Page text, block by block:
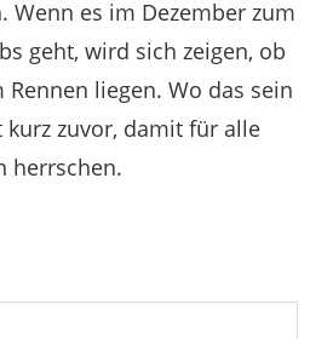
Wenn es im Dezember zum
geht, wird sich zeigen, ob
liegen. Wo das sein
zuvor, damit für alle
herrschen.